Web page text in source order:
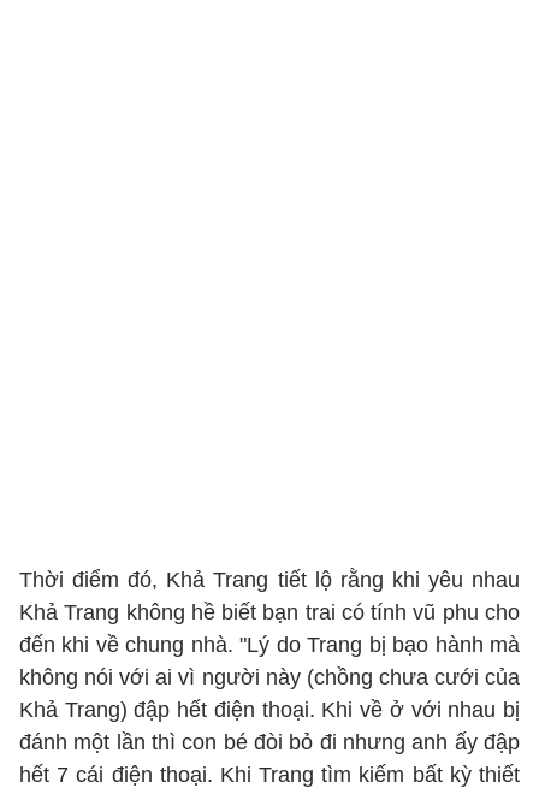
Thời điểm đó, Khả Trang tiết lộ rằng khi yêu nhau
Khả Trang không hề biết bạn trai có tính vũ phu cho
đến khi về chung nhà. "Lý do Trang bị bạo hành mà
không nói với ai vì người này (chồng chưa cưới của
Khả Trang) đập hết điện thoại. Khi về ở với nhau bị
đánh một lần thì con bé đòi bỏ đi nhưng anh ấy đập
hết 7 cái điện thoại. Khi Trang tìm kiếm bất kỳ thiết